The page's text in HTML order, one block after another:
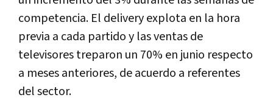
competencia. El delivery explota en la hora
previa a cada partido y las ventas de
televisores treparon un 70% en junio respecto
a meses anteriores, de acuerdo a referentes
del sector.